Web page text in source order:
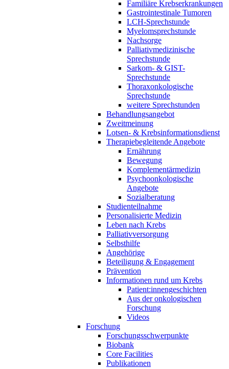
Familiäre Krebserkrankungen
Gastrointestinale Tumoren
LCH-Sprechstunde
Myelomsprechstunde
Nachsorge
Palliativmedizinische
Sprechstunde
Sarkom- & GIST-
Sprechstunde
Thoraxonkologische
Sprechstunde
weitere Sprechstunden
Behandlungsangebot
Zweitmeinung
Lotsen- & Krebsinformationsdienst
Therapiebegleitende Angebote
Ernährung
Bewegung
Komplementärmedizin
Psychoonkologische
Angebote
Sozialberatung
Studienteilnahme
Personalisierte Medizin
Leben nach Krebs
Palliativversorgung
Selbsthilfe
Angehörige
Beteiligung & Engagement
Prävention
Informationen rund um Krebs
Patient:innengeschichten
Aus der onkologischen
Forschung
Videos
Forschung
Forschungsschwerpunkte
Biobank
Core Facilities
Publikationen